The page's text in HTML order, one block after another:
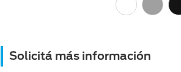
Solicitá más información